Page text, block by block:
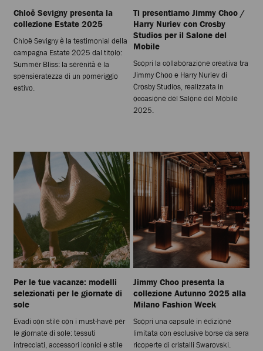
Chloë Sevigny presenta la
collezione Estate 2025
Chloë Sevigny è la testimonial della
campagna Estate 2025 dal titolo:
Summer Bliss: la serenità e la
spensieratezza di un pomeriggio
estivo.
Ti presentiamo Jimmy Choo /
Harry Nuriev con Crosby
Studios per il Salone del
Mobile
Scopri la collaborazione creativa tra
Jimmy Choo e Harry Nuriev di
Crosby Studios, realizzata in
occasione del Salone del Mobile
2025.
Per le tue vacanze: modelli
selezionati per le giornate di
sole
Evadi con stile con i must-have per
le giornate di sole: tessuti
intrecciati, accessori iconici e stile
Jimmy Choo presenta la
collezione Autunno 2025 alla
Milano Fashion Week
Scopri una capsule in edizione
limitata con esclusive borse da sera
ricoperte di cristalli Swarovski.